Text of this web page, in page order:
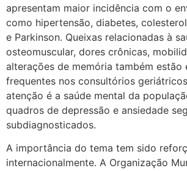
apresentam maior incidência com o
como hipertensão, diabetes,
e Parkinson. Queixas relacionadas à
osteomuscular, dores crônicas,
alterações de memória também estão
frequentes nos consultórios
atenção é a saúde mental da
quadros de depressão e ansiedade
subdiagnosticados.
A importância do tema tem sido
internacionalmente. A Organização